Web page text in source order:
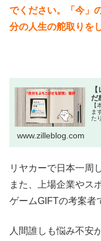
でください。「今」
分の人生の舵取りを
だ
【
ま
た
www.zilleblog.com
リヤカーで日本一周
また、上場企業やス
ゲームGIFTの考案者
人間誰しも悩み不安